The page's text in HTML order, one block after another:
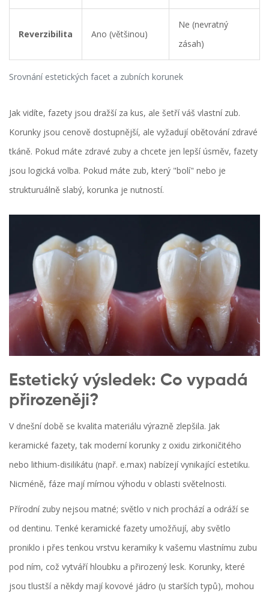
Srovnání estetických facet a zubních korunek
Reverzibilita Ano (většinou)
Ne (nevratný
zásah)
Jak vidíte, fazety jsou dražší za kus, ale šetří váš vlastní zub.
Korunky jsou cenově dostupnější, ale vyžadují obětování zdravé
tkáně. Pokud máte zdravé zuby a chcete jen lepší úsměv, fazety
jsou logická volba. Pokud máte zub, který "bolí" nebo je
strukturuálně slabý, korunka je nutností.
Estetický výsledek: Co vypadá
přirozeněji?
V dnešní době se kvalita materiálu výrazně zlepšila. Jak
keramické fazety, tak moderní korunky z oxidu zirkoničitého
nebo lithium-disilikátu (např. e.max) nabízejí vynikající estetiku.
Nicméně, fáze mají mírnou výhodu v oblasti světelnosti.
Přírodní zuby nejsou matné; světlo v nich prochází a odráží se
od dentinu. Tenké keramické fazety umožňují, aby světlo
proniklo i přes tenkou vrstvu keramiky k vašemu vlastnímu zubu
pod ním, což vytváří hloubku a přirozený lesk. Korunky, které
jsou tlustší a někdy mají kovové jádro (u starších typů), mohou